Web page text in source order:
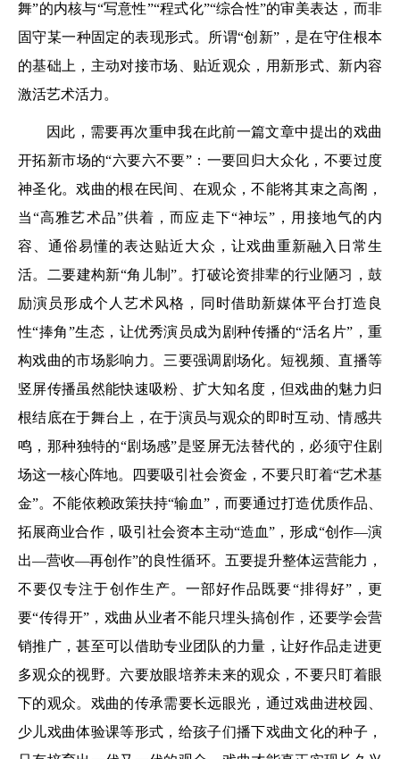
舞”的内核与“写意性”“程式化”“综合性”的审美表达，而非
固守某一种固定的表现形式。所谓“创新”，是在守住根本
的基础上，主动对接市场、贴近观众，用新形式、新内容
激活艺术活力。
因此，需要再次重申我在此前一篇文章中提出的戏曲
开拓新市场的“六要六不要”：一要回归大众化，不要过度
神圣化。戏曲的根在民间、在观众，不能将其束之高阁，
当“高雅艺术品”供着，而应走下“神坛”，用接地气的内
容、通俗易懂的表达贴近大众，让戏曲重新融入日常生
活。二要建构新“角儿制”。打破论资排辈的行业陋习，鼓
励演员形成个人艺术风格，同时借助新媒体平台打造良
性“捧角”生态，让优秀演员成为剧种传播的“活名片”，重
构戏曲的市场影响力。三要强调剧场化。短视频、直播等
竖屏传播虽然能快速吸粉、扩大知名度，但戏曲的魅力归
根结底在于舞台上，在于演员与观众的即时互动、情感共
鸣，那种独特的“剧场感”是竖屏无法替代的，必须守住剧
场这一核心阵地。四要吸引社会资金，不要只盯着“艺术基
金”。不能依赖政策扶持“输血”，而要通过打造优质作品、
拓展商业合作，吸引社会资本主动“造血”，形成“创作—演
出—营收—再创作”的良性循环。五要提升整体运营能力，
不要仅专注于创作生产。一部好作品既要“排得好”，更
要“传得开”，戏曲从业者不能只埋头搞创作，还要学会营
销推广，甚至可以借助专业团队的力量，让好作品走进更
多观众的视野。六要放眼培养未来的观众，不要只盯着眼
下的观众。戏曲的传承需要长远眼光，通过戏曲进校园、
少儿戏曲体验课等形式，给孩子们播下戏曲文化的种子，